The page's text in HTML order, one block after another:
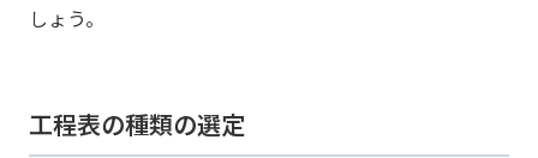
しょう。
工程表の種類の選定